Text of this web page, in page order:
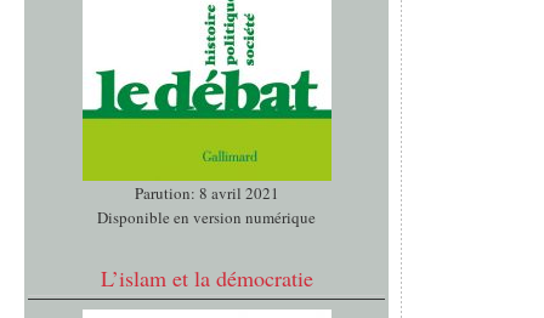
Parution: 8 avril 2021
Disponible en version numérique
L’islam et la démocratie